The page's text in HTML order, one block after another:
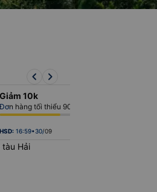
keyboard_arrow_left keyboard_arrow_right
Giảm 10k
Đơn hàng tối thiểu 900k
HSD: 16:59•30/09
tàu Hải